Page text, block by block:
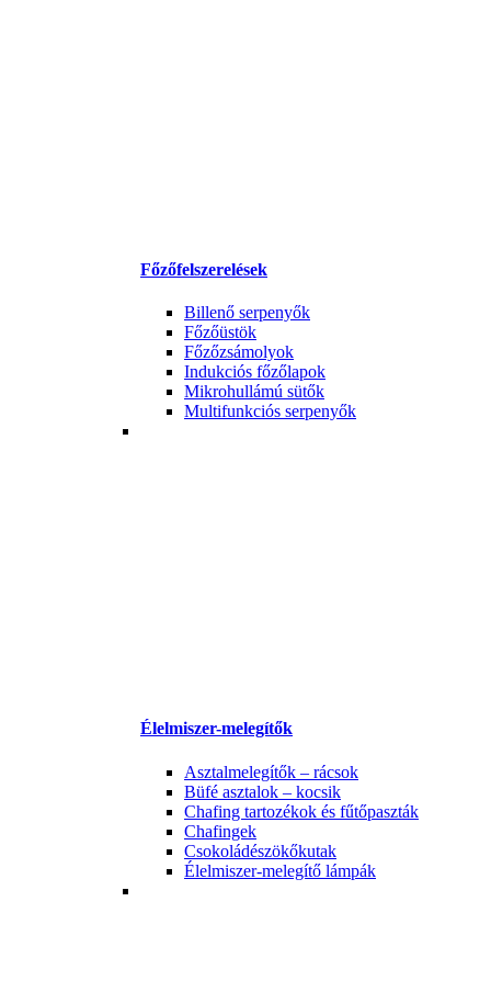
Főzőfelszerelések
Billenő serpenyők
Főzőüstök
Főzőzsámolyok
Indukciós főzőlapok
Mikrohullámú sütők
Multifunkciós serpenyők
Élelmiszer-melegítők
Asztalmelegítők – rácsok
Büfé asztalok – kocsik
Chafing tartozékok és fűtőpaszták
Chafingek
Csokoládészökőkutak
Élelmiszer-melegítő lámpák